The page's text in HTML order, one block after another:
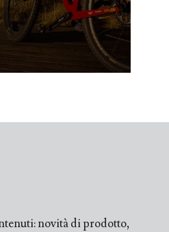
novità di prodotto,